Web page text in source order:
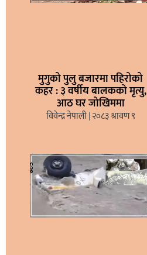
मुगुको पुलु बजारमा पहिरोको
कहर : ३ वर्षीय बालकको मृत्यु,
आठ घर जोखिममा
विवेन्द्र नेपाली २०८३ श्रावण ९